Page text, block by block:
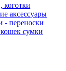
коготки
аксессуары
- переноски
сумки